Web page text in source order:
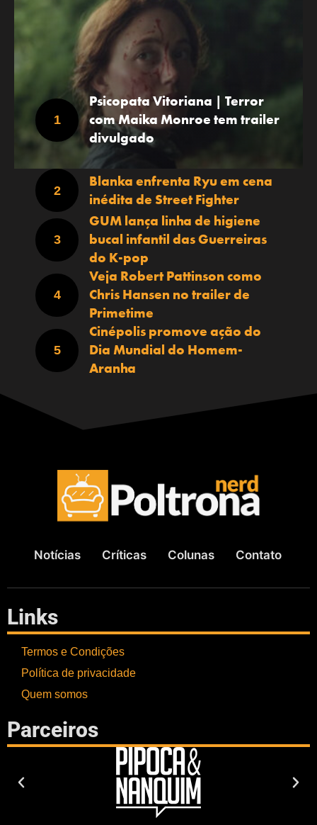
Psicopata Vitoriana | Terror
com Maika Monroe tem trailer
divulgado
Blanka enfrenta Ryu em cena
inédita de Street Fighter
GUM lança linha de higiene
bucal infantil das Guerreiras
do K-pop
Veja Robert Pattinson como
Chris Hansen no trailer de
Primetime
Cinépolis promove ação do
Dia Mundial do Homem-
Aranha
Notícias Críticas Colunas Contato
Links
Termos e Condições
Política de privacidade
Quem somos
Parceiros